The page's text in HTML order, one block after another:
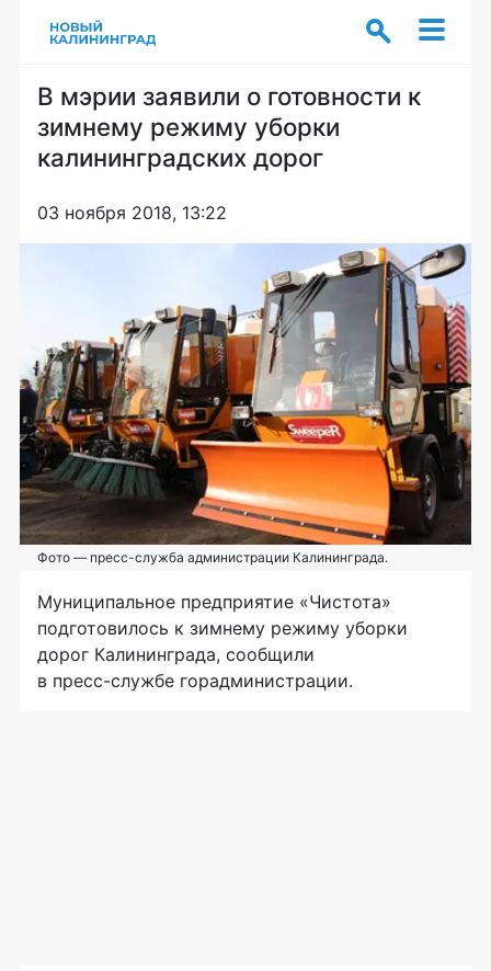
В мэрии заявили о готовности к
зимнему режиму уборки
калининградских дорог
03 ноября 2018, 13:22
Фото — пресс-служба администрации Калининграда.
Муниципальное предприятие «Чистота»
подготовилось к зимнему режиму уборки
дорог Калининграда, сообщили
в пресс-службе горадминистрации.